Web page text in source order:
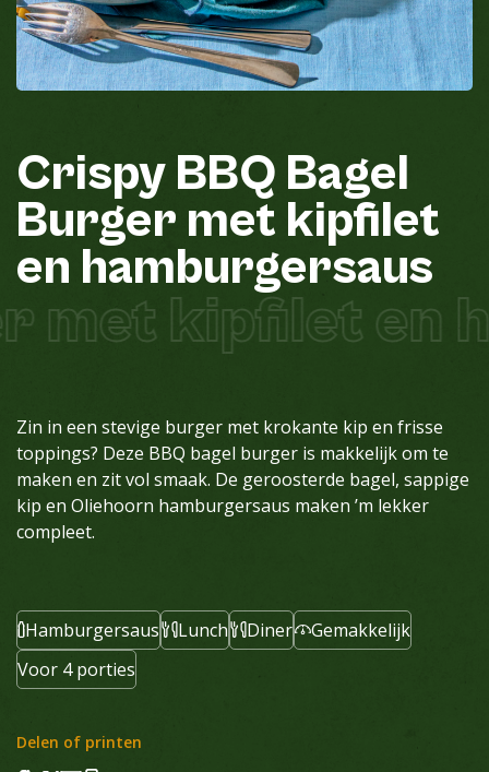
Crispy BBQ Bagel
Burger met kipfilet
en hamburgersaus
met kipfilet en
Zin in een stevige burger met krokante kip en frisse
toppings? Deze BBQ bagel burger is makkelijk om te
maken en zit vol smaak. De geroosterde bagel, sappige
kip en Oliehoorn hamburgersaus maken ’m lekker
compleet.
Hamburgersaus Lunch Diner
Gemakkelijk
Voor 4 porties
Delen of printen